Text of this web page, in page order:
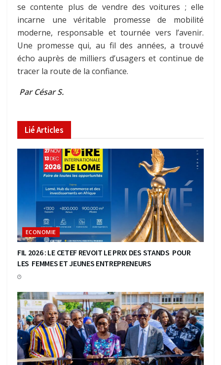
se contente plus de vendre des voitures ; elle
incarne une véritable promesse de mobilité
moderne, responsable et tournée vers l’avenir.
Une promesse qui, au fil des années, a trouvé
écho auprès de milliers d’usagers et continue de
tracer la route de la confiance.
Par César S.
LiéArticles
ECONOMIE
FIL 2026 : LE CETEF REVOIT LE PRIX DES STANDS POUR
LES FEMMES ET JEUNES ENTREPRENEURS